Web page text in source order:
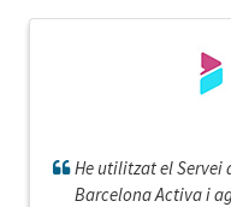
He utilitzat el Servei
Barcelona Activa i